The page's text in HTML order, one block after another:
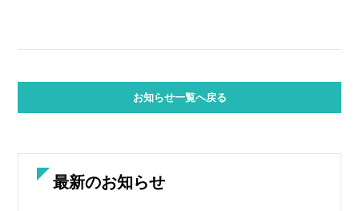
お知らせ一覧へ戻る
最新のお知らせ